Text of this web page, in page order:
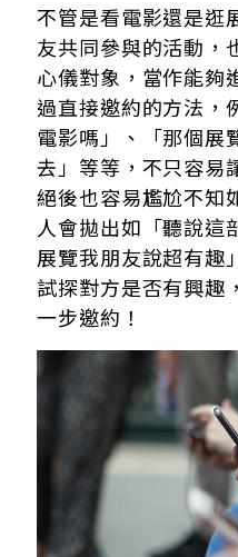
不管是看電影還是逛
友共同參與的活動，
心儀對象，當作能夠
過直接邀約的方法，
電影嗎」、「那個展
去」等等，不只容易
絕後也容易尷尬不知
人會拋出如「聽說這
展覽我朋友說超有趣
試探對方是否有興趣
一步邀約！